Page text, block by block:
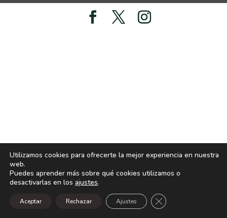
Utilizamos cookies para ofrecerte la mejor experiencia en nuestra
web.
Puedes aprender más sobre qué cookies utilizamos o
desactivarlas en los ajustes.
Aceptar Rechazar Ajustes Cerrar el banner de